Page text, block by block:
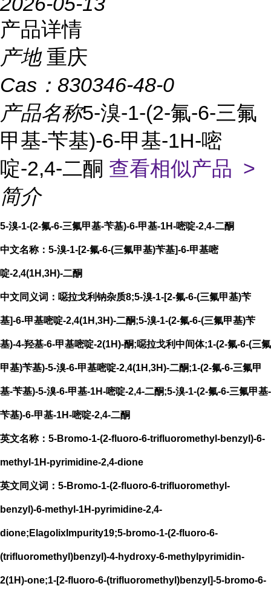
产品详情
产地 重庆
Cas： 830346-48-0
产品名称5-溴-1-(2-氟-6-三氟
甲基-苄基)-6-甲基-1H-嘧
啶-2,4-二酮 查看相似产品 >
简介
5-溴-1-(2-氟-6-三氟甲基-苄基)-6-甲基-1H-嘧啶-2,4-二酮
中文名称：5-溴-1-[2-氟-6-(三氟甲基)苄基]-6-甲基嘧
啶-2,4(1H,3H)-二酮
中文同义词：噁拉戈利钠杂质8;5-溴-1-[2-氟-6-(三氟甲基)苄
基]-6-甲基嘧啶-2,4(1H,3H)-二酮;5-溴-1-(2-氟-6-(三氟甲基)苄
基)-4-羟基-6-甲基嘧啶-2(1H)-酮;噁拉戈利中间体;1-(2-氟-6-(三氟
甲基)苄基)-5-溴-6-甲基嘧啶-2,4(1H,3H)-二酮;1-(2-氟-6-三氟甲
基-苄基)-5-溴-6-甲基-1H-嘧啶-2,4-二酮;5-溴-1-(2-氟-6-三氟甲基-
苄基)-6-甲基-1H-嘧啶-2,4-二酮
英文名称：5-Bromo-1-(2-fluoro-6-trifluoromethyl-benzyl)-6-
methyl-1H-pyrimidine-2,4-dione
英文同义词：5-Bromo-1-(2-fluoro-6-trifluoromethyl-
benzyl)-6-methyl-1H-pyrimidine-2,4-
dione;ElagolixImpurity19;5-bromo-1-(2-fluoro-6-
(trifluoromethyl)benzyl)-4-hydroxy-6-methylpyrimidin-
2(1H)-one;1-[2-fluoro-6-(trifluoromethyl)benzyl]-5-bromo-6-